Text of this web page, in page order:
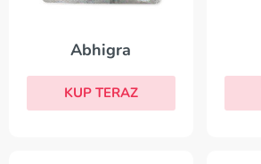
Abhigra
KUP TERAZ